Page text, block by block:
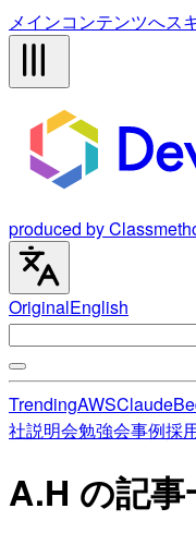
メインコンテンツへス
produced by
OriginalEnglish
TrendingAWSClaude
社説明会勉強会事例採
A.H の記事